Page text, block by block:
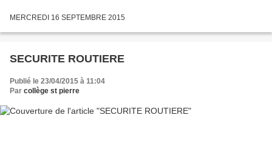
MERCREDI 16 SEPTEMBRE 2015
SECURITE ROUTIERE
Publié le 23/04/2015 à 11:04
Par collège st pierre